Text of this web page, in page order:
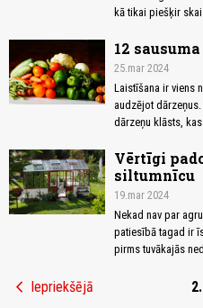
kā tikai piešķir
12
25.mar 2024
Laistīšana ir viens
audzējot
dārzeņu klāsts,
Vērtīgi
siltumnīcu
19.mar 2024
Nekad nav par
patiesībā tagad ir
pirms tuvākajās
chevron_left Iepriekšējā